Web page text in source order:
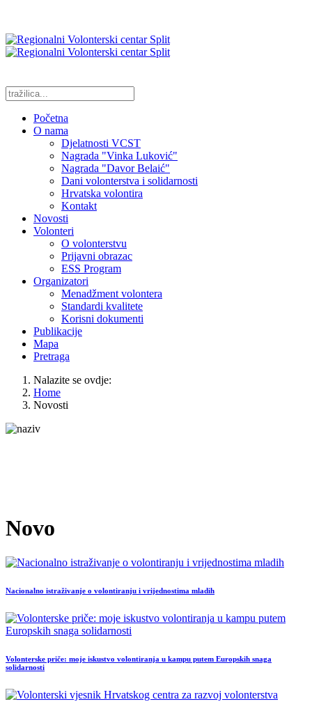
Početna
O nama
Djelatnosti VCST
Nagrada "Vinka Luković"
Nagrada "Davor Belaić"
Dani volonterstva i solidarnosti
Hrvatska volontira
Kontakt
Novosti
Volonteri
O volonterstvu
Prijavni obrazac
ESS Program
Organizatori
Menadžment volontera
Standardi kvalitete
Korisni dokumenti
Publikacije
Mapa
Pretraga
Nalazite se ovdje:
Home
Novosti
Novo
Nacionalno istraživanje o volontiranju i vrijednostima mladih
Volonterske priče: moje iskustvo volontiranja u kampu putem Europskih snaga
solidarnosti